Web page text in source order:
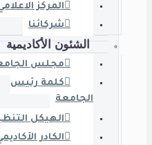
المركز الاعلامي
شركائنا
الشئون الأكاديمية
مجلس الجامعة
كلمة رئيس
الجامعة
الهيكل التنظيمي
الكادر الأكاديمي